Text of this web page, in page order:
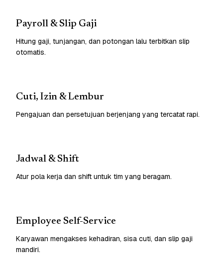
Payroll & Slip Gaji
Hitung gaji, tunjangan, dan potongan lalu terbitkan slip
otomatis.
Cuti, Izin & Lembur
Pengajuan dan persetujuan berjenjang yang tercatat rapi.
Jadwal & Shift
Atur pola kerja dan shift untuk tim yang beragam.
Employee Self-Service
Karyawan mengakses kehadiran, sisa cuti, dan slip gaji
mandiri.